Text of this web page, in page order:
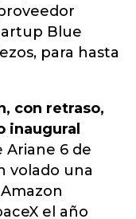
Blue
para hasta
con retraso,
inaugural
Ariane 6 de
volado una
el año